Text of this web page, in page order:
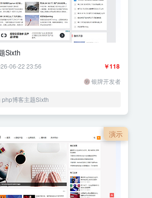
Sixth
￥118
06-22 23:56
银牌开发者
博客主题Sixth
演示